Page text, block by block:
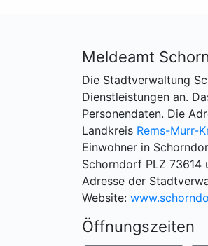
Meldeamt
Die Stadtverwaltung
Dienstleistungen an.
Personendaten. Die
Landkreis Rems-Murr-
Einwohner in
Schorndorf PLZ 73614
Adresse der
Website:
Öffnungszeiten